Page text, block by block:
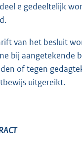
e gedeeltelijk
van het besluit
bij aangetekende
of tegen
uitgereikt.